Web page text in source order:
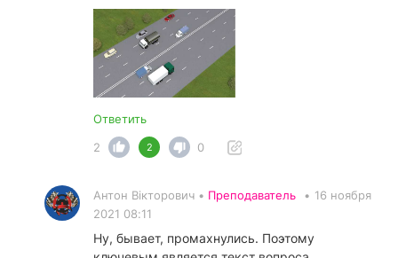
Ответить
2
2 0
Антон Вікторович • Преподаватель • 16 ноября
2021 08:11
Ну, бывает, промахнулись. Поэтому